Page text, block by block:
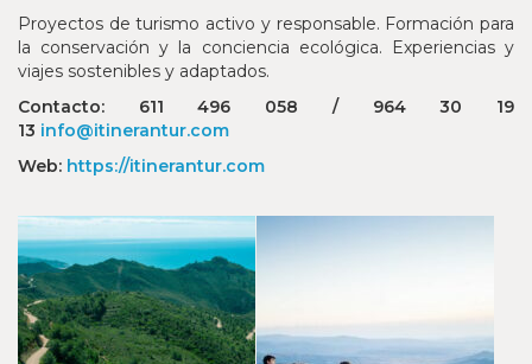
Proyectos de turismo activo y responsable. Formación para
la conservación y la conciencia ecológica. Experiencias y
viajes sostenibles y adaptados.
Contacto: 611 496 058 / 964 30 19
13 info@itinerantur.com
Web: https://itinerantur.com